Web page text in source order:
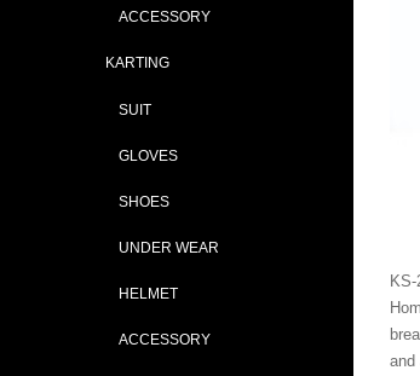
and
ACCESSORY
KARTING
SUIT
GLOVES
SHOES
UNDER WEAR
HELMET
ACCESSORY